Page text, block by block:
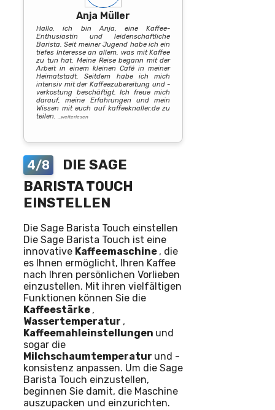
Anja Müller
Hallo, ich bin Anja, eine Kaffee-
Enthusiastin und leidenschaftliche
Barista. Seit meiner Jugend habe ich ein
tiefes Interesse an allem, was mit Kaffee
zu tun hat. Meine Reise begann mit der
Arbeit in einem kleinen Café in meiner
Heimatstadt. Seitdem habe ich mich
intensiv mit der Kaffeezubereitung und -
verkostung beschäftigt. Ich freue mich
darauf, meine Erfahrungen und mein
Wissen mit euch auf kaffeeknaller.de zu
teilen. …weiterlesen
4/8
DIE SAGE
BARISTA TOUCH
EINSTELLEN
Die Sage Barista Touch einstellen
Die Sage Barista Touch ist eine
innovative Kaffeemaschine , die
es Ihnen ermöglicht, Ihren Kaffee
nach Ihren persönlichen Vorlieben
einzustellen. Mit ihren vielfältigen
Funktionen können Sie die
Kaffeestärke ,
Wassertemperatur ,
Kaffeemahleinstellungen und
sogar die
Milchschaumtemperatur und -
konsistenz anpassen. Um die Sage
Barista Touch einzustellen,
beginnen Sie damit, die Maschine
auszupacken und einzurichten.